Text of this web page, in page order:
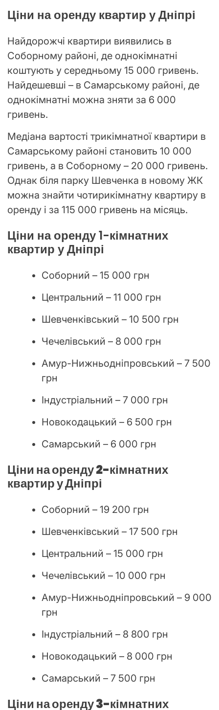
Ціни на оренду квартир у Дніпрі
Найдорожчі квартири виявились в
Соборному районі, де однокімнатні
коштують у середньому 15 000 гривень.
Найдешевші – в Самарському районі, де
однокімнатні можна зняти за 6 000
гривень.
Медіана вартості трикімнатної квартири в
Самарському районі становить 10 000
гривень, а в Соборному – 20 000 гривень.
Однак біля парку Шевченка в новому ЖК
можна знайти чотирикімнатну квартиру в
оренду і за 115 000 гривень на місяць.
Ціни на оренду 1-кімнатних
квартир у Дніпрі
Соборний – 15 000 грн
Центральний – 11 000 грн
Шевченківський – 10 500 грн
Чечелівський – 8 000 грн
Амур-Нижньодніпровський – 7 500
грн
Індустріальний – 7 000 грн
Новокодацький – 6 500 грн
Самарський – 6 000 грн
Ціни на оренду 2-кімнатних
квартир у Дніпрі
Соборний – 19 200 грн
Шевченківський – 17 500 грн
Центральний – 15 000 грн
Чечелівський – 10 000 грн
Амур-Нижньодніпровський – 9 000
грн
Індустріальний – 8 800 грн
Новокодацький – 8 000 грн
Самарський – 7 500 грн
Ціни на оренду3-кімнатних